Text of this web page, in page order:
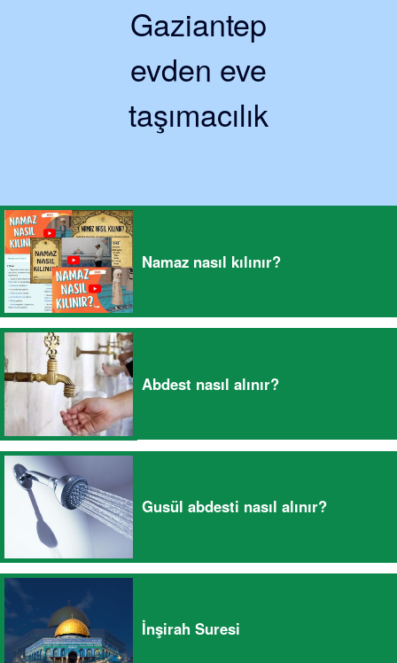
Gaziantep
evden eve
taşımacılık
Namaz nasıl kılınır?
Abdest nasıl alınır?
Gusül abdesti nasıl alınır?
İnşirah Suresi